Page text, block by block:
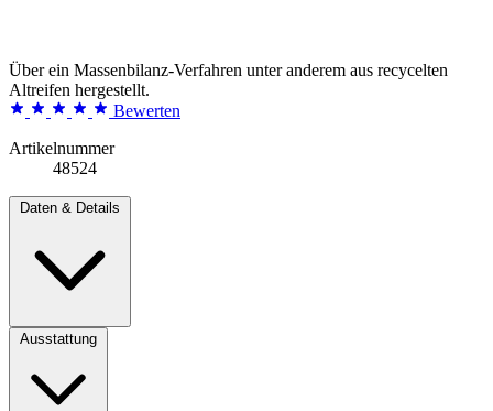
Über ein Massenbilanz-Verfahren unter anderem aus recycelten
Altreifen hergestellt.
Bewerten
Artikelnummer
48524
Daten & Details
Ausstattung